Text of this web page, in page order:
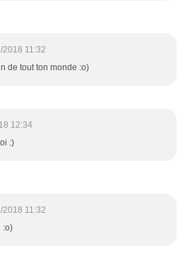
2018 11:32
de tout ton monde :o)
12:34
:)
2018 11:32
:o)